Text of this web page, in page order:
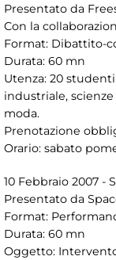
Presentato da
Con la
Format: Dibattito-
Durata: 60 mn
Utenza: 20
industriale,
moda.
Prenotazione
Orario: sabato
10 Febbraio 2007 -
Presentato da
Format:
Durata: 60 mn
Oggetto: